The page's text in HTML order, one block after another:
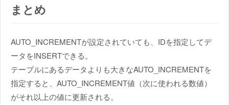
まとめ
AUTO_INCREMENTが設定されていても、IDを指定してデ
ータをINSERTできる。
テーブルにあるデータよりも大きなAUTO_INCREMENTを
指定すると、AUTO_INCREMENT値（次に使われる数値）
がそれ以上の値に更新される。